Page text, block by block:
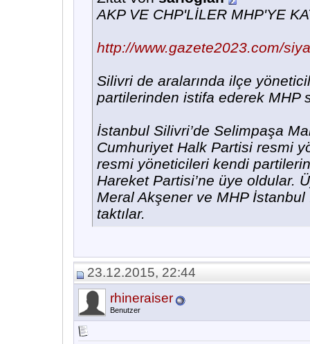
AKP VE CHP'LİLER MHP'YE
http://www.gazete2023.com/
Silivri de aralarında ilçe
partilerinden istifa ederek MHP
İstanbul Silivri’de Selimpaşa
Cumhuriyet Halk Partisi resmi
resmi yöneticileri kendi
Hareket Partisi’ne üye oldular.
Meral Akşener ve MHP
taktılar.
23.12.2015, 22:44
rhineraiser
Benutzer